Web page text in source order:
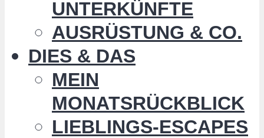
UNTERKÜNFTE
AUSRÜSTUNG & CO.
DIES & DAS
MEIN
MONATSRÜCKBLICK
LIEBLINGS-ESCAPES